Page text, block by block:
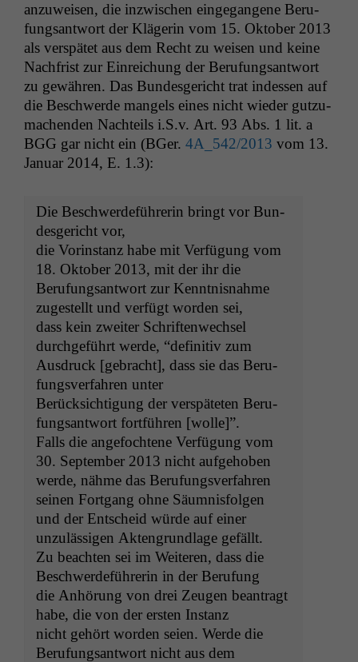
anzuweisen, die inzwis­chen einge­gan­gene Beru­
fungsant­wort der Klägerin vom 15. Okto­ber 2013
als ver­spätet aus dem Recht zu weisen und keine
Nach­frist zur Ein­re­ichung der Beru­fungsant­wort
zu gewähren. Das Bun­des­gericht trat indessen auf
die Beschw­erde man­gels eines nicht wieder gutzu­
machen­den Nachteils i.S.v. Art. 93 Abs. 1 lit. a
BGG gar nicht ein (BGer. 4A_542/2013 vom 13.
Jan­u­ar 2014, E. 1.3):
Die Beschw­erde­führerin bringt vor Bun­
des­gericht vor,
die Vorin­stanz habe mit Ver­fü­gung vom
18. Okto­ber 2013, mit der ihr die
Beru­fungsant­wort zur Ken­nt­nis­nahme
zugestellt und ver­fügt wor­den sei,
dass kein zweit­er Schriften­wech­sel
durchge­führt werde, “defin­i­tiv zum
Aus­druck [gebracht], dass sie das Beru­
fungsver­fahren unter
Berück­sich­ti­gung der ver­späteten Beru­
fungsant­wort fort­führen [wolle]”.
Falls die ange­focht­ene Ver­fü­gung vom
30. Sep­tem­ber 2013 nicht aufgehoben
werde, nähme das Beru­fungsver­fahren
seinen Fort­gang ohne Säumnisfolgen
und der Entscheid würde auf ein­er
unzuläs­si­gen Akten­grund­lage gefällt.
Zu beacht­en sei im Weit­eren, dass die
Beschw­erde­führerin in der Berufung
die Anhörung von drei Zeu­gen beantragt
habe, die von der ersten Instanz
nicht gehört wor­den seien. Werde die
Beru­fungsant­wort nicht aus dem